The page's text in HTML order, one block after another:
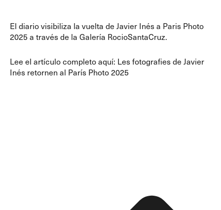
El diario visibiliza la vuelta de Javier Inés a Paris Photo
2025 a través de la Galería RocioSantaCruz.
Lee el artículo completo aquí: Les fotografies de Javier
Inés retornen al París Photo 2025